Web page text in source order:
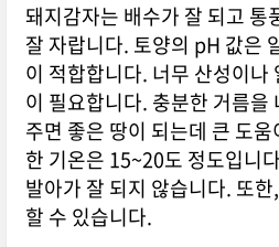
돼지감자는 배수가 잘 되고 통
잘 자랍니다. 토양의 pH 값은
이 적합합니다. 너무 산성이나
이 필요합니다. 충분한 거름을
주면 좋은 땅이 되는데 큰 도
한 기온은 15~20도 정도입니
발아가 잘 되지 않습니다. 또
할 수 있습니다.